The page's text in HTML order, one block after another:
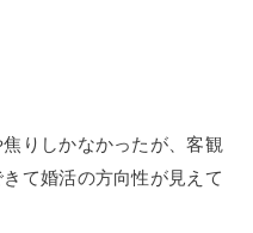
りしかなかったが、客観
て婚活の方向性が見えて